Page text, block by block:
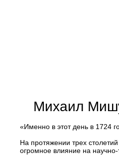
Михаил
«Именно в этот день в 1724
На протяжении трех
огромное влияние на